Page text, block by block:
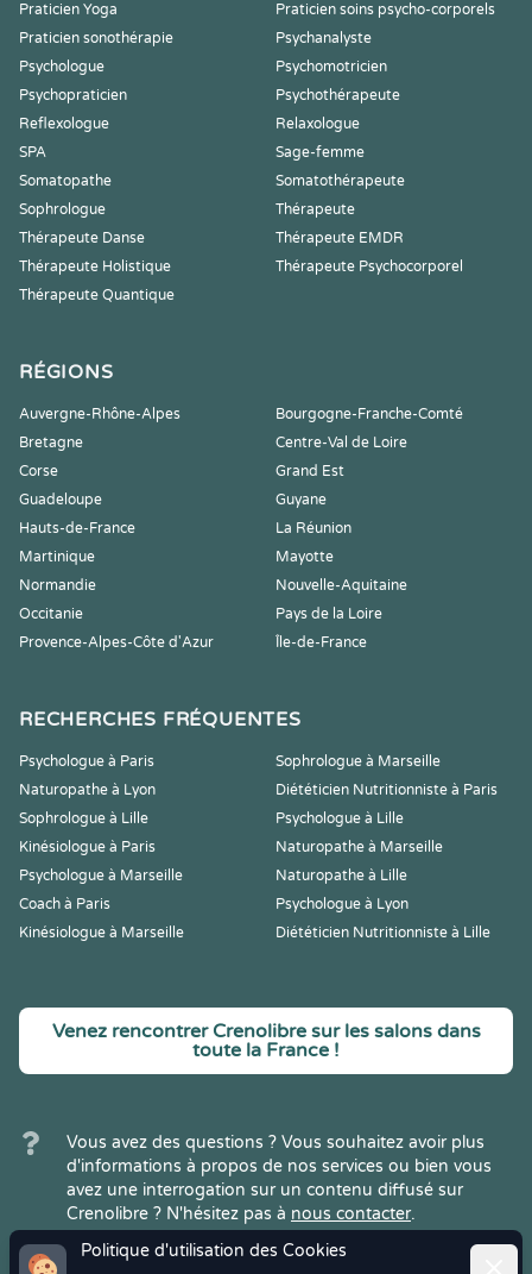
Politique d'utilisation des Cookies
Praticien Yoga
Praticien soins psycho-corporels
Praticien sonothérapie
Psychanalyste
Psychologue
Psychomotricien
Psychopraticien
Psychothérapeute
Reflexologue
Relaxologue
SPA
Sage-femme
Somatopathe
Somatothérapeute
Sophrologue
Thérapeute
Thérapeute Danse
Thérapeute EMDR
Thérapeute Holistique
Thérapeute Psychocorporel
Thérapeute Quantique
RÉGIONS
Auvergne-Rhône-Alpes
Bourgogne-Franche-Comté
Bretagne
Centre-Val de Loire
Corse
Grand Est
Guadeloupe
Guyane
Hauts-de-France
La Réunion
Martinique
Mayotte
Normandie
Nouvelle-Aquitaine
Occitanie
Pays de la Loire
Provence-Alpes-Côte d'Azur
Île-de-France
RECHERCHES FRÉQUENTES
Psychologue à Paris
Sophrologue à Marseille
Naturopathe à Lyon
Diététicien Nutritionniste à Paris
Sophrologue à Lille
Psychologue à Lille
Kinésiologue à Paris
Naturopathe à Marseille
Psychologue à Marseille
Naturopathe à Lille
Coach à Paris
Psychologue à Lyon
Kinésiologue à Marseille
Diététicien Nutritionniste à Lille
Venez rencontrer Crenolibre sur les salons dans
toute la France !
Vous avez des questions ? Vous souhaitez avoir plus
d'informations à propos de nos services ou bien vous
avez une interrogation sur un contenu diffusé sur
Crenolibre ? N'hésitez pas à nous contacter.